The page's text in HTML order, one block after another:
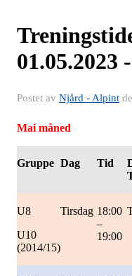
01.05.2023
Postet av Njård - Alpint
Mai måned
Gruppe Dag Tid
U8
U10
(2014/15)
Tirsdag 18:00
–
19:00